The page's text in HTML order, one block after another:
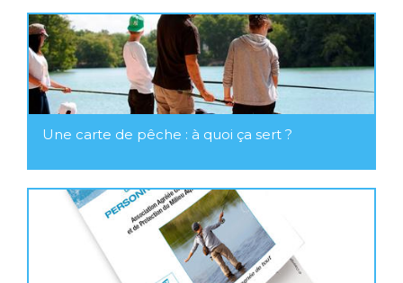
Une carte de pêche : à quoi ça sert ?